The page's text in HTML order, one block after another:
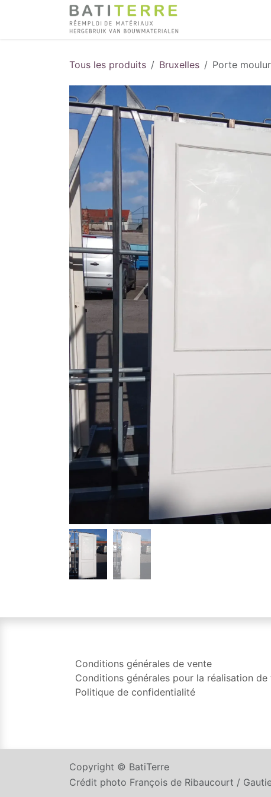
Se rendre au contenu
Tous les produits Bruxelles Porte
Conditions générales de vente
Conditions générales pour la réalisation de
Politique de confidentialité
Copyright © BatiTerre
Crédit photo François de Ribaucourt /